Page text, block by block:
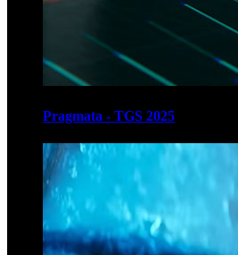
Pragmata - TGS 2025